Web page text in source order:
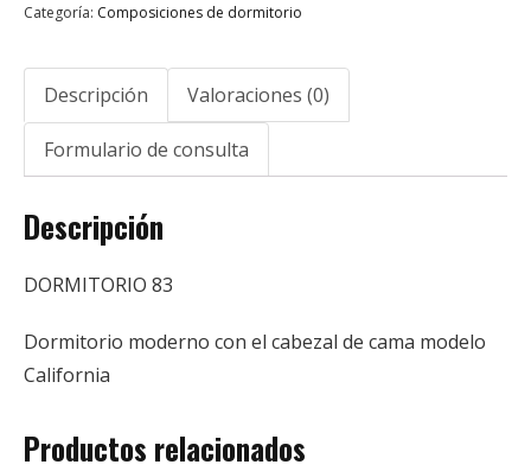
Categoría: Composiciones de dormitorio
Descripción Valoraciones (0)
Formulario de consulta
Descripción
DORMITORIO 83
Dormitorio moderno con el cabezal de cama modelo
California
Productos relacionados